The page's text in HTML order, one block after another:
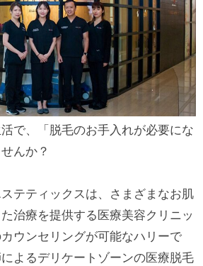
で、「脱毛のお手入れが必要にな
んか？
テティックスは、さまざまなお肌
治療を提供する医療美容クリニッ
ウンセリングが可能なハリーで
よるデリケートゾーンの医療脱毛